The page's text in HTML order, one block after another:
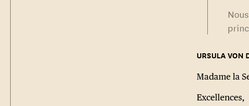
Madame la
Excellences,